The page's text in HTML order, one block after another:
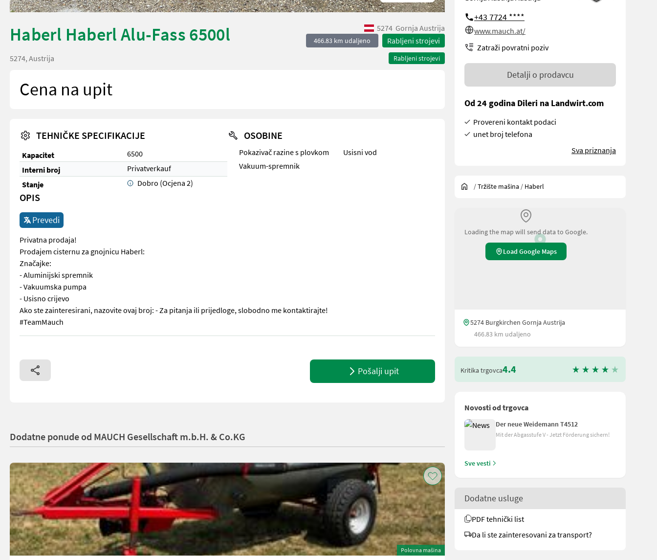
Haberl Haberl Alu-Fass 6500l 5274 Gornja Austrija
466.83 km udaljeno Rabljeni strojevi
Rabljeni strojevi
5274, Austrija
Cena na upit
TEHNIČKE SPECIFIKACIJE
Kapacitet
6500
Interni broj
Privatverkauf
Stanje
Dobro (Ocjena 2)
OSOBINE
Pokazivač razine s plovkom
Usisni vod
Vakuum-spremnik
OPIS
Prevedi
Privatna prodaja!
Prodajem cisternu za gnojnicu Haberl:
Značajke:
- Aluminijski spremnik
- Vakuumska pumpa
- Usisno crijevo
Ako ste zainteresirani, nazovite ovaj broj: - Za pitanja ili prijedloge, slobodno me kontaktirajte!
#TeamMauch
Privatna prodaja! Prodajem cisternu za gnojnicu Haberl: Značajke: - Aluminijski spremnik - Vakuumska pumpa - Usisno crijevo Ako ste zainteresirani, nazovite ovaj broj: - Za pitanja ili prijedloge,
Pošalji upit
+43 7724 ****
www.mauch.at/
Zatraži povratni poziv
Detalji o prodavcu
Od 24 godina Dileri na Landwirt.com
Provereni kontakt podaci
unet broj telefona
Sva priznanja
/Tržište mašina / Haberl
Loading the map will send data to Google.
Load Google Maps
5274 Burgkirchen Gornja Austrija
466.83 km udaljeno
Kritika trgovca4.4
Novosti od trgovca
Der neue Weidemann T4512
Mit der Abgasstufe V - Jetzt Förderung sichern!
Sve vesti
Dodatne usluge
PDF tehnički list
Da li ste zainteresovani za transport?
Dodatne ponude od MAUCH Gesellschaft m.b.H. & Co.KG
Polovna mašina